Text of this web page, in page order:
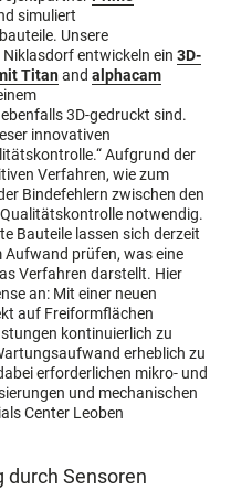
simuliert
Unsere
entwickeln ein 3D-
Titanand alphacam
3D-gedruckt sind.
innovativen
Aufgrund der
Verfahren, wie zum
Bindefehlern zwischen den
notwendig.
Bauteile lassen sich derzeit
Aufwand prüfen, was eine
Verfahren darstellt. Hier
an: Mit einer neuen
auf Freiformflächen
kontinuierlich zu
erheblich zu
erforderlichen mikro- und
und mechanischen
Center Leoben
Sensoren